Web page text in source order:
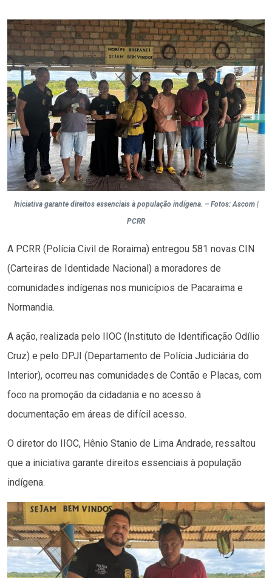
Iniciativa garante direitos essenciais à população indígena. – Fotos: Ascom |
PCRR
A PCRR (Polícia Civil de Roraima) entregou 581 novas CIN
(Carteiras de Identidade Nacional) a moradores de
comunidades indígenas nos municípios de Pacaraima e
Normandia.
A ação, realizada pelo IIOC (Instituto de Identificação Odílio
Cruz) e pelo DPJI (Departamento de Polícia Judiciária do
Interior), ocorreu nas comunidades de Contão e Placas, com
foco na promoção da cidadania e no acesso à
documentação em áreas de difícil acesso.
O diretor do IIOC, Hênio Stanio de Lima Andrade, ressaltou
que a iniciativa garante direitos essenciais à população
indígena.